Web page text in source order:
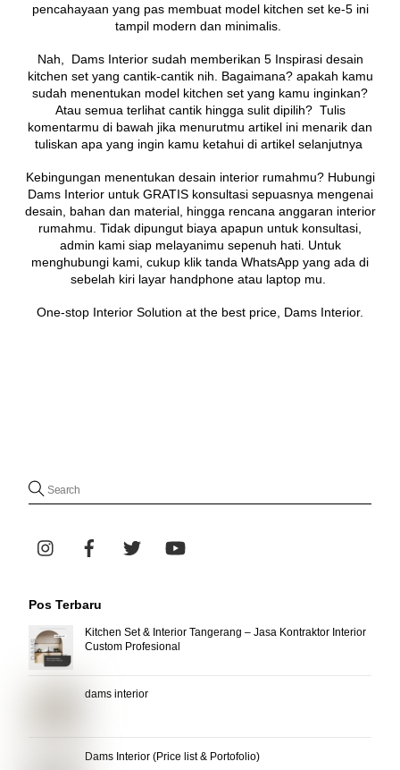
pencahayaan yang pas membuat model kitchen set ke-5 ini
tampil modern dan minimalis.
Nah, Dams Interior sudah memberikan 5 Inspirasi desain
kitchen set yang cantik-cantik nih. Bagaimana? apakah kamu
sudah menentukan model kitchen set yang kamu inginkan?
Atau semua terlihat cantik hingga sulit dipilih? Tulis
komentarmu di bawah jika menurutmu artikel ini menarik dan
tuliskan apa yang ingin kamu ketahui di artikel selanjutnya
Kebingungan menentukan desain interior rumahmu? Hubungi
Dams Interior untuk GRATIS konsultasi sepuasnya mengenai
desain, bahan dan material, hingga rencana anggaran interior
rumahmu. Tidak dipungut biaya apapun untuk konsultasi,
admin kami siap melayanimu sepenuh hati. Untuk
menghubungi kami, cukup klik tanda WhatsApp yang ada di
sebelah kiri layar handphone atau laptop mu.
One-stop Interior Solution at the best price, Dams Interior.
Pos Terbaru
Kitchen Set & Interior Tangerang – Jasa Kontraktor Interior
Custom Profesional
dams interior
Dams Interior (Price list & Portofolio)